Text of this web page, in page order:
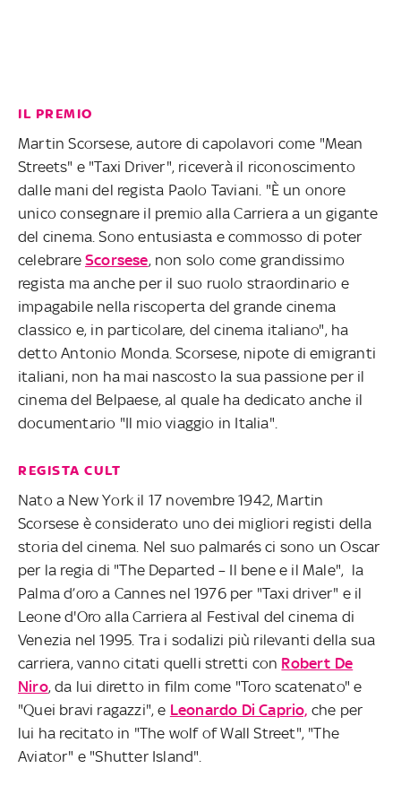
IL PREMIO
Martin Scorsese, autore di capolavori come "Mean
Streets" e "Taxi Driver", riceverà il riconoscimento
dalle mani del regista Paolo Taviani. "È un onore
unico consegnare il premio alla Carriera a un gigante
del cinema. Sono entusiasta e commosso di poter
celebrare Scorsese, non solo come grandissimo
regista ma anche per il suo ruolo straordinario e
impagabile nella riscoperta del grande cinema
classico e, in particolare, del cinema italiano", ha
detto Antonio Monda. Scorsese, nipote di emigranti
italiani, non ha mai nascosto la sua passione per il
cinema del Belpaese, al quale ha dedicato anche il
documentario "Il mio viaggio in Italia".
REGISTA CULT
Nato a New York il 17 novembre 1942, Martin
Scorsese è considerato uno dei migliori registi della
storia del cinema. Nel suo palmarés ci sono un Oscar
per la regia di "The Departed – Il bene e il Male", la
Palma d’oro a Cannes nel 1976 per "Taxi driver" e il
Leone d'Oro alla Carriera al Festival del cinema di
Venezia nel 1995. Tra i sodalizi più rilevanti della sua
carriera, vanno citati quelli stretti con Robert De
Niro, da lui diretto in film come "Toro scatenato" e
"Quei bravi ragazzi", e Leonardo Di Caprio, che per
lui ha recitato in "The wolf of Wall Street", "The
Aviator" e "Shutter Island".